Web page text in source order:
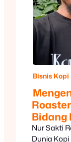
Bisnis Kopi
Bidang
Nur Sakti
Dunia